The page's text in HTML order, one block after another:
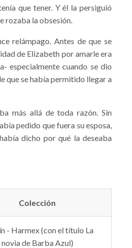
que tener. Y él la persiguió
rozaba la obsesión.
relámpago. Antes de que se
de Elizabeth por amarle era
especialmente cuando se dio
que se había permitido llegar a
más allá de toda razón. Sin
pedido que fuera su esposa,
dicho por qué la deseaba
Colección
- Harmex (con el título La
novia de Barba Azul)